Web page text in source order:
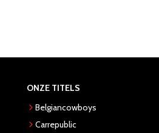
ONZE TITELS
Belgiancowboys
Carrepublic